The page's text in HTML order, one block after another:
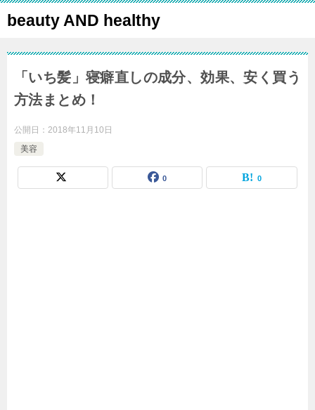
beauty AND healthy
「いち髪」寝癖直しの成分、効果、安く買う
方法まとめ！
公開日： 2018年11月10日
美容
0 0